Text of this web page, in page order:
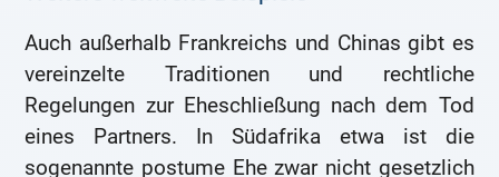
Auch außerhalb Frankreichs und Chinas gibt es
vereinzelte Traditionen und rechtliche
Regelungen zur Eheschließung nach dem Tod
eines Partners. In Südafrika etwa ist die
sogenannte postume Ehe zwar nicht gesetzlich